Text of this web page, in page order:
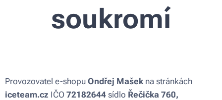
soukromí
Provozovatel e-shopu Ondřej Mašekna stránkách
iceteam.cz IČO 72182644 sídlo Řečička 760,